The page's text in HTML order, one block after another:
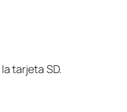
tarjeta SD.